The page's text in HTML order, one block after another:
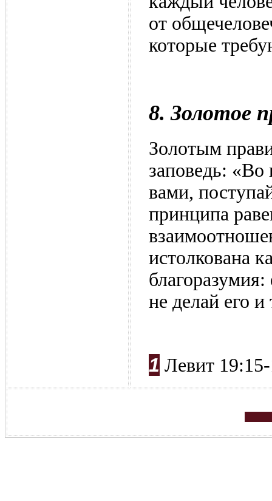
от
которые
8. Золотое
Золотым
заповедь: «Во
вами,
принципа
истолкована
не делай его
1 Левит